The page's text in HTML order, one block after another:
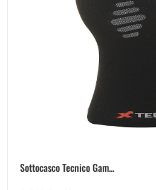
Sottocasco Tecnico Gam...